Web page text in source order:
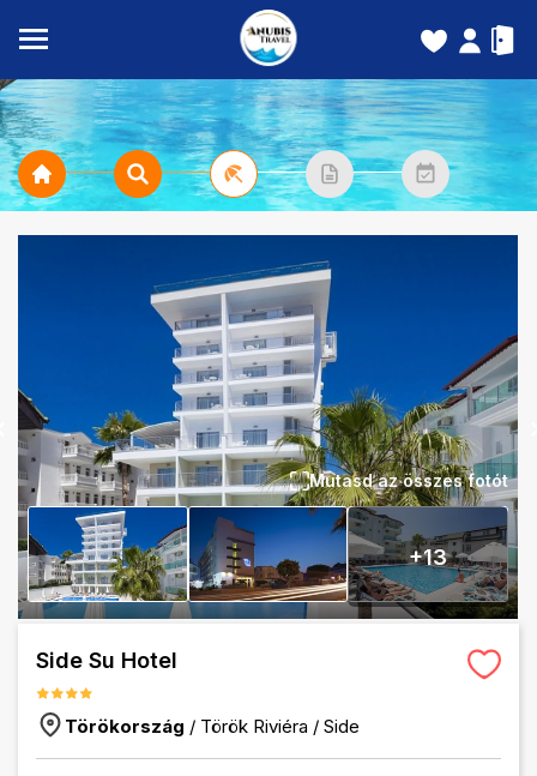
Mutasd az összes fotót
+13
Side Su Hotel
Törökország / Török Riviéra / Side